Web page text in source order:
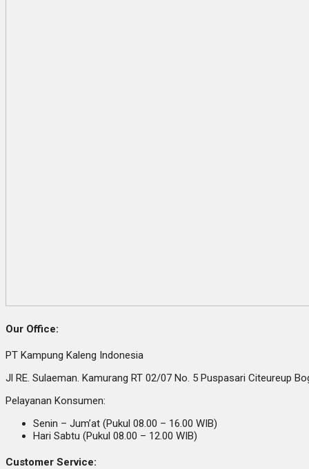
Our Office:
PT Kampung Kaleng Indonesia
Jl RE. Sulaeman. Kamurang RT 02/07 No. 5 Puspasari Citeureup
Pelayanan Konsumen:
Senin – Jum’at (Pukul 08.00 – 16.00 WIB)
Hari Sabtu (Pukul 08.00 – 12.00 WIB)
Customer Service: